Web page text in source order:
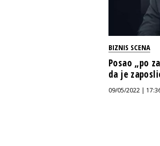
BIZNIS SCENA
Posao „po
da je
09/05/2022 |